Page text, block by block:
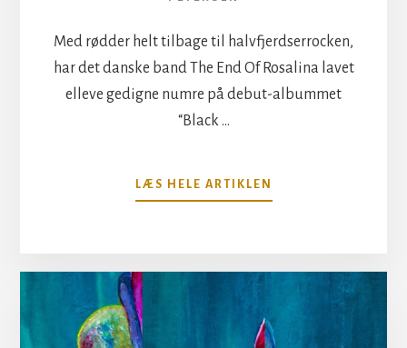
Med rødder helt tilbage til halvfjerdserrocken,
har det danske band The End Of Rosalina lavet
elleve gedigne numre på debut-albummet
“Black …
LÆS HELE ARTIKLEN
ROSALINAS